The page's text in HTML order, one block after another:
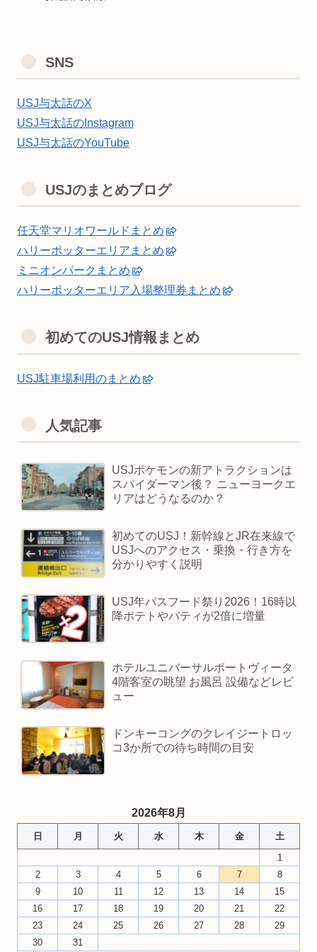
SNS
USJ与太話のX
USJ与太話のInstagram
USJ与太話のYouTube
USJのまとめブログ
任天堂マリオワールドまとめ
ハリーポッターエリアまとめ
ミニオンパークまとめ
ハリーポッターエリア入場整理券まとめ
初めてのUSJ情報まとめ
USJ駐車場利用のまとめ
人気記事
USJポケモンの新アトラクションは
スパイダーマン後？ ニューヨークエ
リアはどうなるのか？
初めてのUSJ！新幹線とJR在来線で
USJへのアクセス・乗換・行き方を
分かりやすく説明
USJ年パスフード祭り2026！16時以
降ポテトやパティが2倍に増量
ホテルユニバーサルポートヴィータ
4階客室の眺望 お風呂 設備などレビ
ュー
ドンキーコングのクレイジートロッ
コ3か所での待ち時間の目安
2026年8月
日 月 火 水 木 金
土
1
2
3 4 5 6 7
8
9
10 11 12 13 14
15
16
17 18 19 20 21
22
23
24 25 26 27 28
29
30
31